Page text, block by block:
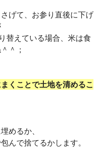
げて、お参り直後に下げ
替えている場合、米は食
＾；
くことで土地を清めるこ
めるか、
んで捨てるかします。